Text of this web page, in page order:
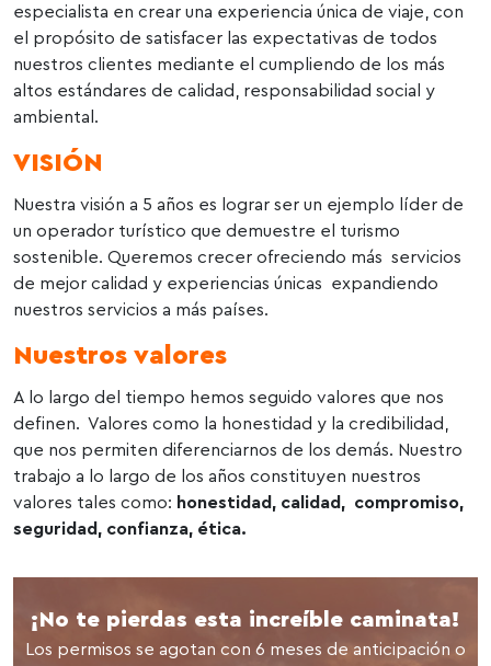
especialista en crear una experiencia única de viaje, con
el propósito de satisfacer las expectativas de todos
nuestros clientes mediante el cumpliendo de los más
altos estándares de calidad, responsabilidad social y
ambiental.
VISIÓN
Nuestra visión a 5 años es lograr ser un ejemplo líder de
un operador turístico que demuestre el turismo
sostenible. Queremos crecer ofreciendo más servicios
de mejor calidad y experiencias únicas expandiendo
nuestros servicios a más países.
Nuestros valores
A lo largo del tiempo hemos seguido valores que nos
definen. Valores como la honestidad y la credibilidad,
que nos permiten diferenciarnos de los demás. Nuestro
trabajo a lo largo de los años constituyen nuestros
valores tales como: honestidad, calidad, compromiso,
seguridad, confianza, ética.
¡No te pierdas esta increíble caminata!
Los permisos se agotan con 6 meses de anticipación o